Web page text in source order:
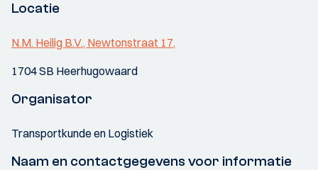
Locatie
N.M. Heilig B.V., Newtonstraat 17,
1704 SB Heerhugowaard
Organisator
Transportkunde en Logistiek
Naam en contactgegevens voor informatie